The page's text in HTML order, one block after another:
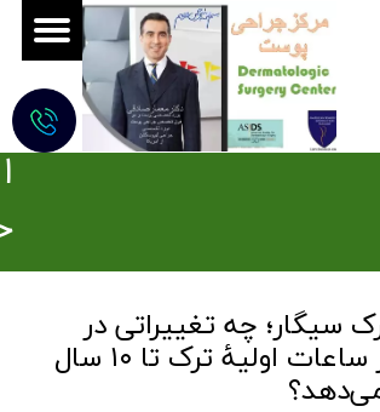
ا
سیگار؛ چه تغییراتی در
بدن انسان از ساعات اولیۀ ترک تا ۱۰ سال